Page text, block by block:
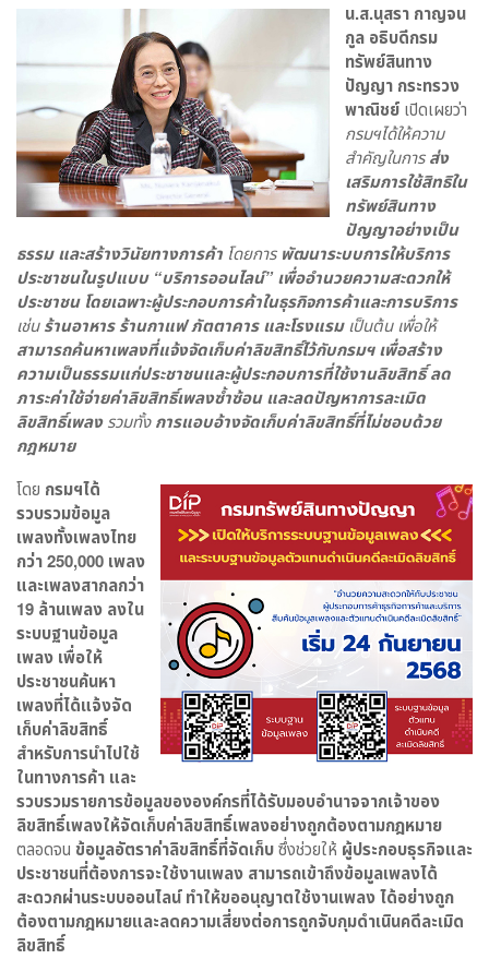
น.ส.นุสรา กาญจน
กูล อธิบดีกรม
ทรัพย์สินทาง
ปัญญา กระทรวง
พาณิชย์ เปิดเผยว่า
กรมฯได้ให้ความ
สำคัญในการส่ง
เสริมการใช้สิทธิใน
ทรัพย์สินทาง
ปัญญาอย่างเป็น
ธรรม และสร้างวินัยทางการค้า โดยการ พัฒนาระบบการให้บริการ
ประชาชนในรูปแบบ “บริการออนไลน์” เพื่ออำนวยความสะดวกให้
ประชาชน โดยเฉพาะผู้ประกอบการค้าในธุรกิจการค้าและการบริการ
เช่นร้านอาหาร ร้านกาแฟ ภัตตาคาร และโรงแรมเป็นต้น เพื่อให้
สามารถค้นหาเพลงที่แจ้งจัดเก็บค่าลิขสิทธิ์ไว้กับกรมฯ เพื่อสร้าง
ความเป็นธรรมแก่ประชาชนและผู้ประกอบการที่ใช้งานลิขสิทธิ์ ลด
ภาระค่าใช้จ่ายค่าลิขสิทธิ์เพลงซ้ำซ้อน และลดปัญหาการละเมิด
ลิขสิทธิ์เพลงรวมทั้งการแอบอ้างจัดเก็บค่าลิขสิทธิ์ที่ไม่ชอบด้วย
กฎหมาย
โดย กรมฯได้
รวบรวมข้อมูล
เพลงทั้งเพลงไทย
กว่า 250,000 เพลง
และเพลงสากลกว่า
19 ล้านเพลง ลงใน
ระบบฐานข้อมูล
เพลง เพื่อให้
ประชาชนค้นหา
เพลงที่ได้แจ้งจัด
เก็บค่าลิขสิทธิ์
สำหรับการนำไปใช้
ในทางการค้า และ
รวบรวมรายการข้อมูลขององค์กรที่ได้รับมอบอำนาจจากเจ้าของ
ลิขสิทธิ์เพลงให้จัดเก็บค่าลิขสิทธิ์เพลงอย่างถูกต้องตามกฎหมาย
ตลอดจน ข้อมูลอัตราค่าลิขสิทธิ์ที่จัดเก็บซึ่งช่วยให้ ผู้ประกอบธุรกิจและ
ประชาชนที่ต้องการจะใช้งานเพลง สามารถเข้าถึงข้อมูลเพลงได้
สะดวกผ่านระบบออนไลน์ ทำให้ขออนุญาตใช้งานเพลง ได้อย่างถูก
ต้องตามกฎหมายและลดความเสี่ยงต่อการถูกจับกุมดำเนินคดีละเมิด
ลิขสิทธิ์